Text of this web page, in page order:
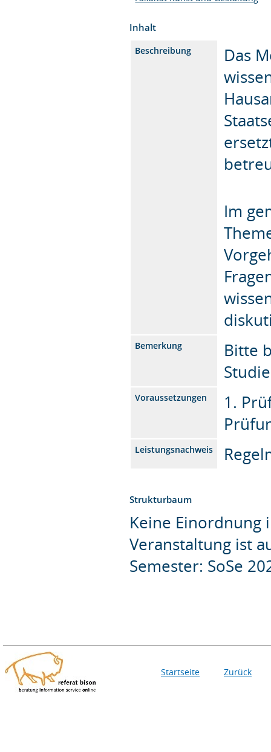
Inhalt
Beschreibung
Das
Im
Bemerkung
Bitte
Voraussetzungen
1.
Leistungsnachweis
Strukturbaum
Keine Einordnung
Veranstaltung ist
Semester: SoSe
Startseite Zurück